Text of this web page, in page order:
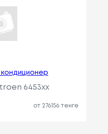
6453xx
от 276156 тенге